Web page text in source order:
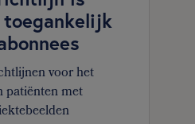
voor het
patiënten met